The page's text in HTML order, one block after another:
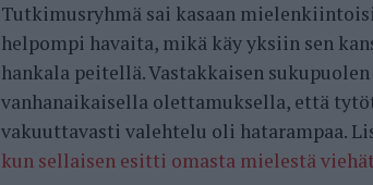
Tutkimusryhmä sai kasaan
helpompi havaita, mikä käy yksiin sen
hankala peitellä. Vastakkaisen
vanhanaikaisella olettamuksella, että
vakuuttavasti valehtelu oli hatarampaa.
kun sellaisen esitti omasta mielestä